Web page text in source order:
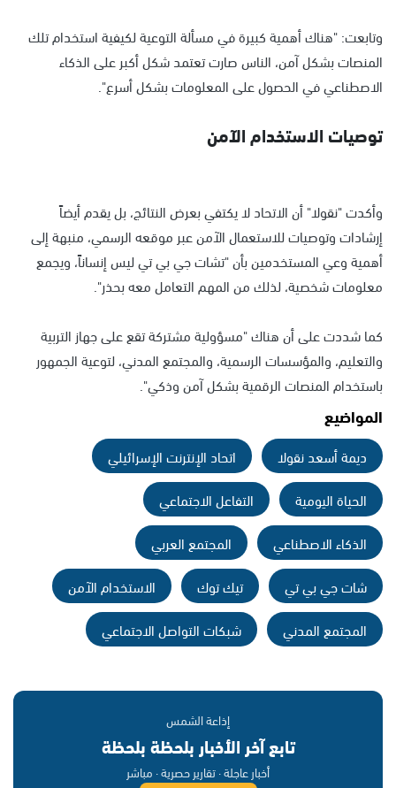
وتابعت: "هناك أهمية كبيرة في مسألة التوعية لكيفية استخدام تلك
المنصات بشكل آمن، الناس صارت تعتمد شكل أكبر على الذكاء
الاصطناعي في الحصول على المعلومات بشكل أسرع".
توصيات الاستخدام الآمن
وأكدت "نقولا" أن الاتحاد لا يكتفي بعرض النتائج، بل يقدم أيضاً
إرشادات وتوصيات للاستعمال الآمن عبر موقعه الرسمي، منبهة إلى
أهمية وعي المستخدمين بأن "تشات جي بي تي ليس إنساناً، ويجمع
معلومات شخصية، لذلك من المهم التعامل معه بحذر".
كما شددت على أن هناك "مسؤولية مشتركة تقع على جهاز التربية
والتعليم، والمؤسسات الرسمية، والمجتمع المدني، لتوعية الجمهور
باستخدام المنصات الرقمية بشكل آمن وذكي".
المواضيع
ديمة أسعد نقولا
اتحاد الإنترنت الإسرائيلي
الحياة اليومية
التفاعل الاجتماعي
الذكاء الاصطناعي
المجتمع العربي
شات جي بي تي
تيك توك
الاستخدام الآمن
المجتمع المدني
شبكات التواصل الاجتماعي
إذاعة الشمس
تابع آخر الأخبار بلحظة بلحظة
أخبار عاجلة · تقارير حصرية · مباشر